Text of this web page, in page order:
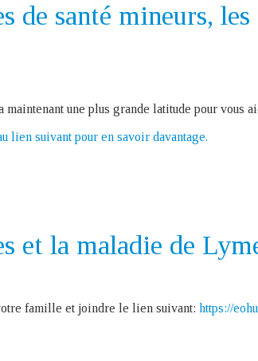
de santé mineurs,
maintenant une plus grande latitude pour vous
lien suivant pour en savoir davantage.
et la maladie de
famille et joindre le lien suivant: https://